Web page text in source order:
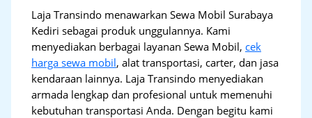
Laja Transindo menawarkan Sewa Mobil Surabaya
Kediri sebagai produk unggulannya. Kami
menyediakan berbagai layanan Sewa Mobil, cek
harga sewa mobil, alat transportasi, carter, dan jasa
kendaraan lainnya. Laja Transindo menyediakan
armada lengkap dan profesional untuk memenuhi
kebutuhan transportasi Anda. Dengan begitu kami